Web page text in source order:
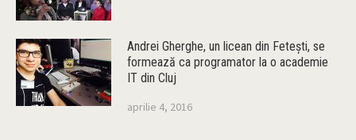
Andrei Gherghe, un licean din Feteşti, se
formează ca programator la o academie
IT din Cluj
aprilie 4, 2016